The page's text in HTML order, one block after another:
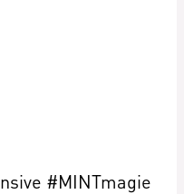
#MINTmagie